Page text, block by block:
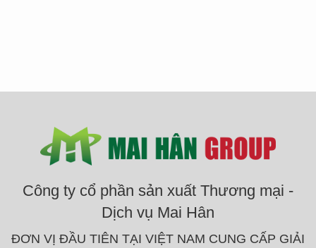
Công ty cổ phần sản xuất Thương mại -
Dịch vụ Mai Hân
ĐƠN VỊ ĐẦU TIÊN TẠI VIỆT NAM CUNG CẤP GIẢI